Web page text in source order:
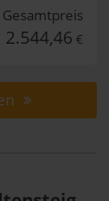
Gesamtpreis
2.544,46 €